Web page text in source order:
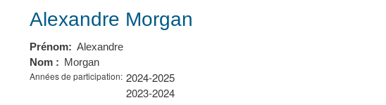
d'Ariane
Alexandre Morgan
Prénom
Alexandre
Nom
Morgan
Années de participation 2024-2025
2023-2024